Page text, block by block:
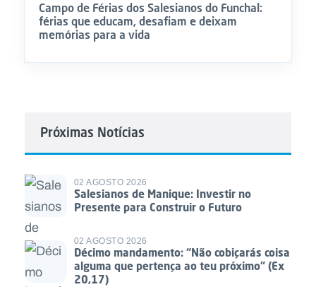
Campo de Férias dos Salesianos do Funchal:
férias que educam, desafiam e deixam
memórias para a vida
Próximas Notícias
02 AGOSTO 2026
Salesianos de Manique: Investir no
Presente para Construir o Futuro
02 AGOSTO 2026
Décimo mandamento: “Não cobiçarás coisa
alguma que pertença ao teu próximo” (Ex
20,17)